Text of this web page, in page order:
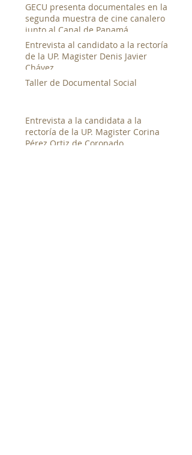
GECU presenta documentales en la
segunda muestra de cine canalero
junto al Canal de Panamá
Entrevista al candidato a la rectoría
de la UP. Magister Denis Javier
Chávez
Taller de Documental Social
Entrevista a la candidata a la
rectoría de la UP. Magister Corina
Pérez Ortiz de Coronado